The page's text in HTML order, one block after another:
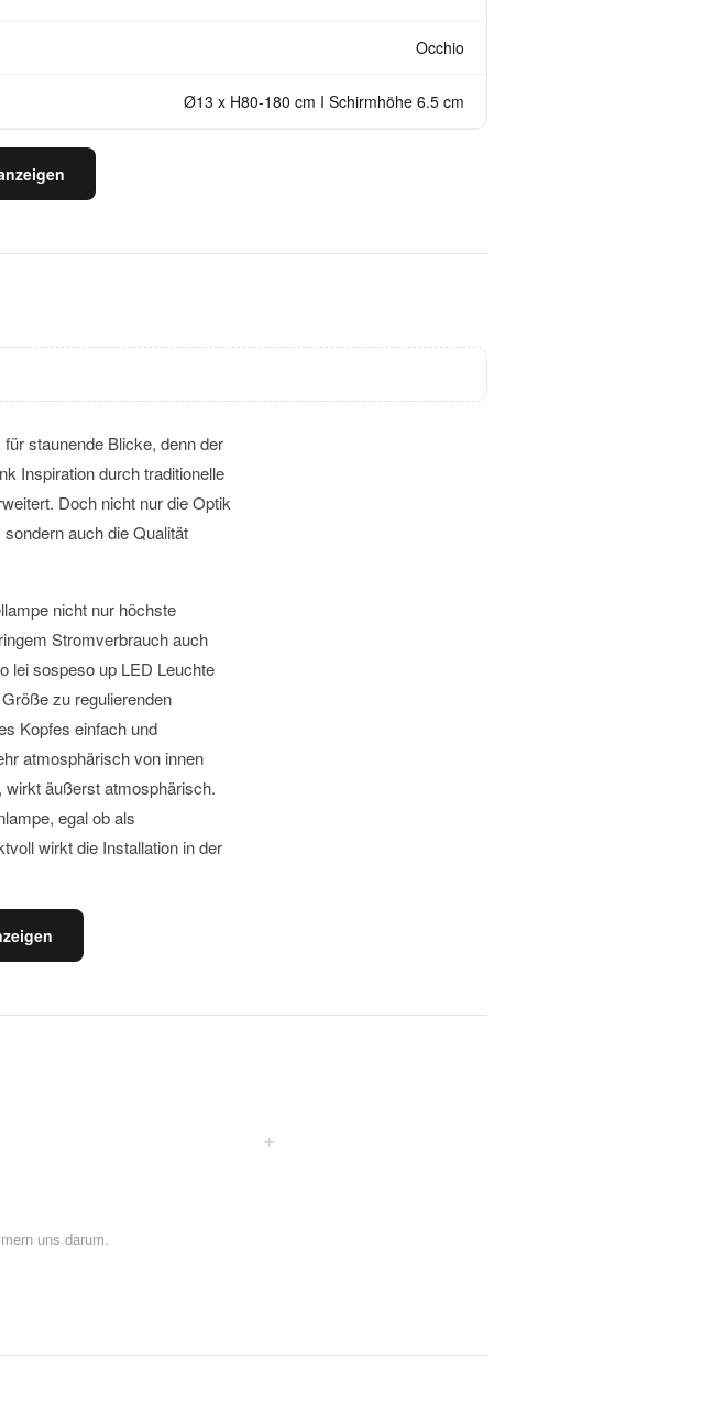
Occhio
Ø13 x H80-180 cm I Schirmhöhe 6.5 cm
staunende Blicke, denn der
Inspiration durch traditionelle
Doch nicht nur die Optik
auch die Qualität
nicht nur höchste
Stromverbrauch auch
lei sospeso up LED Leuchte
zu regulierenden
Kopfes einfach und
atmosphärisch von innen
wirkt äußerst atmosphärisch.
egal ob als
wirkt die Installation in der
+
uns darum.